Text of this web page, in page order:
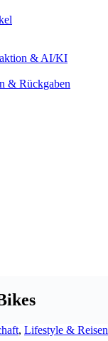
& AI/KI
& Rückgaben
, Lifestyle & Reisen